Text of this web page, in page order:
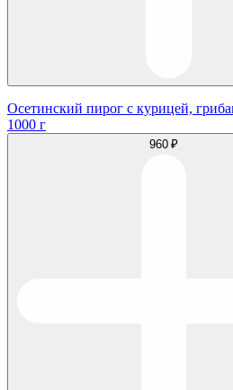
Осетинский пирог с курицей,
1000 г
960 ₽